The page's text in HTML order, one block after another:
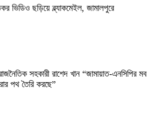
ভিডিও ছড়িয়ে ব্ল্যাকমেইল, জামালপুরে
সহকারী রাশেদ খান “জামায়াত-এনসিপির মব
পথ তৈরি করছে”